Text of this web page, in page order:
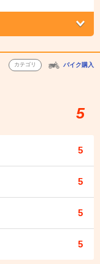
カテゴリ バイク購入
5
5
5
5
5